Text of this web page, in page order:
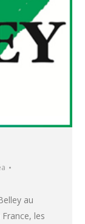
au
les